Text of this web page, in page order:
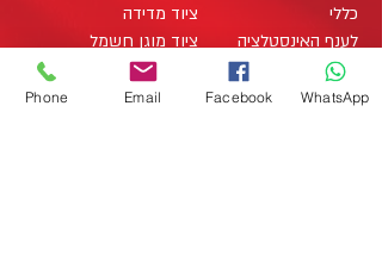
ציוד מדידה
ציוד מוגן חשמל
ציוד מיגון לעבודה על
רכבים היברידיים
כללי
לענף האינסטלציה
לענף הבניה
לענף החשמל
Phone Email Facebook WhatsApp